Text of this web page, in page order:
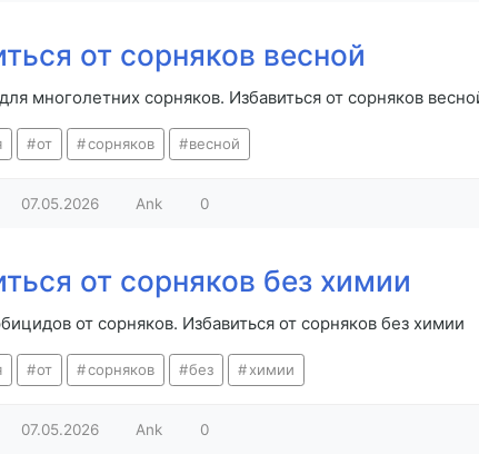
от сорняков весной
многолетних сорняков. Избавиться от сорняков
от сорняков весной
07.05.2026 Ank 0
от сорняков без химии
от сорняков. Избавиться от сорняков без химии
от сорняков без химии
07.05.2026 Ank 0